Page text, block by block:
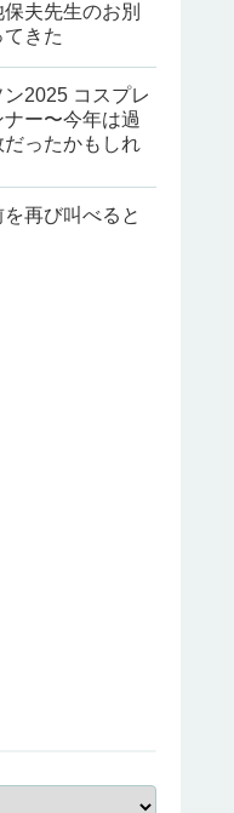
夫先生のお別
きた
2025 コスプレ
ナー〜今年は過
ったかもしれ
再び叫べると